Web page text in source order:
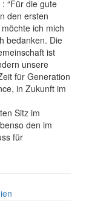
“Für die gute
den ersten
ich mich
bedanken. Die
ist
unsere
für Generation
in Zukunft im
Sitz im
den im
für